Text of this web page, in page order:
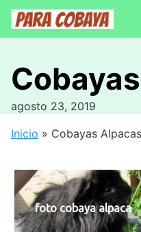
Saltar
contenido
agosto 23, 2019
Inicio » Cobayas Alpacas
foto cobaya alpaca